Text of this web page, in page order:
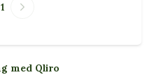
med Qliro